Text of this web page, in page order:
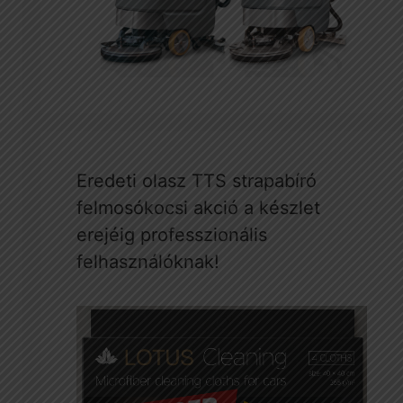
Eredeti olasz TTS strapabíró
felmosókocsi akció a készlet
erejéig professzionális
felhasználóknak!